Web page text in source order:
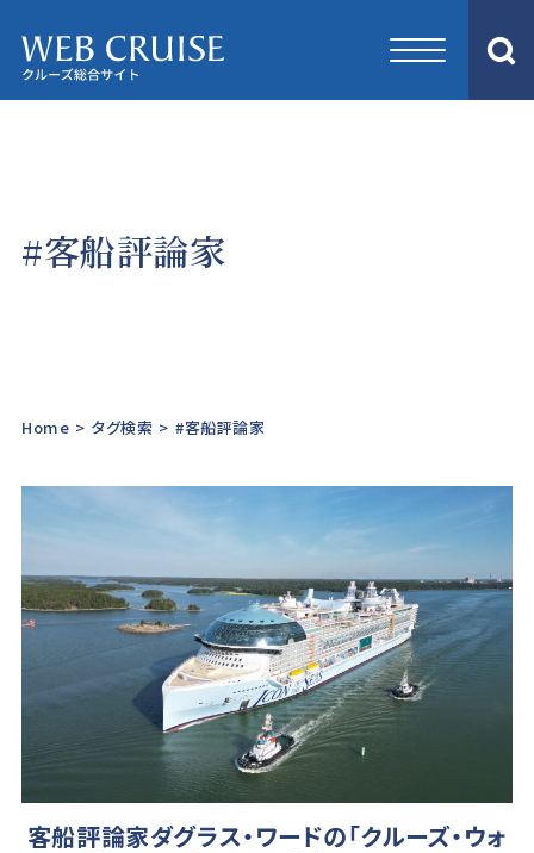
#客船評論家
Home > タグ検索 > #客船評論家
客船評論家ダグラス・ワードの「クルーズ・ウォ